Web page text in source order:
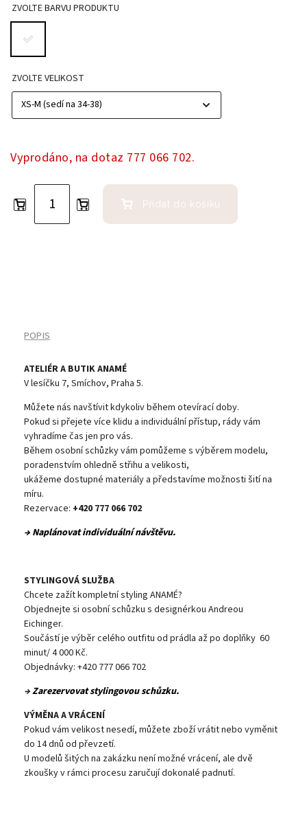
ZVOLTE BARVU PRODUKTU
ZVOLTE VELIKOST
Vyprodáno, na dotaz 777 066 702.
Přidat do košíku
POPIS
ATELIÉR A BUTIK ANAMÉ
V lesíčku 7, Smíchov, Praha 5.
Můžete nás navštívit kdykoliv během otevírací doby.
Pokud si přejete více klidu a individuální přístup, rády vám
vyhradíme čas jen pro vás.
Během osobní schůzky vám pomůžeme s výběrem modelu,
poradenstvím ohledně střihu a velikosti,
ukážeme dostupné materiály a představíme možnosti šití na
míru.
Rezervace: +420 777 066 702
→ Naplánovat individuální návštěvu.
STYLINGOVÁ SLUŽBA
Chcete zažít kompletní styling ANAMÉ?
Objednejte si osobní schůzku s designérkou Andreou
Eichinger.
Součástí je výběr celého outfitu od prádla až po doplňky 60
minut/ 4 000 Kč.
Objednávky: +420 777 066 702
→Zarezervovat stylingovou schůzku.
VÝMĚNA A VRÁCENÍ
Pokud vám velikost nesedí, můžete zboží vrátit nebo vyměnit
do 14 dnů od převzetí.
U modelů šitých na zakázku není možné vrácení, ale dvě
zkoušky v rámci procesu zaručují dokonalé padnutí.